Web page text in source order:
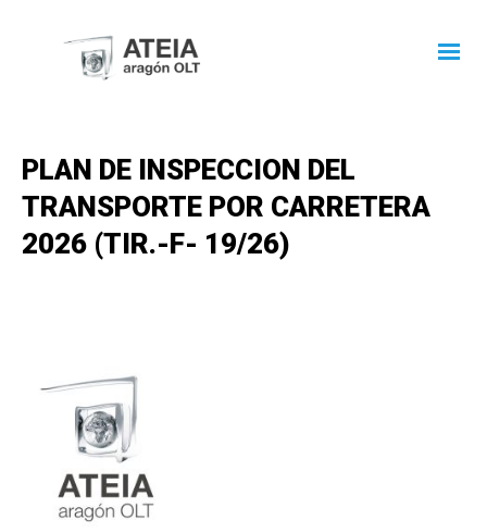
PLAN DE INSPECCION DEL
TRANSPORTE POR CARRETERA
2026 (TIR.-F- 19/26)